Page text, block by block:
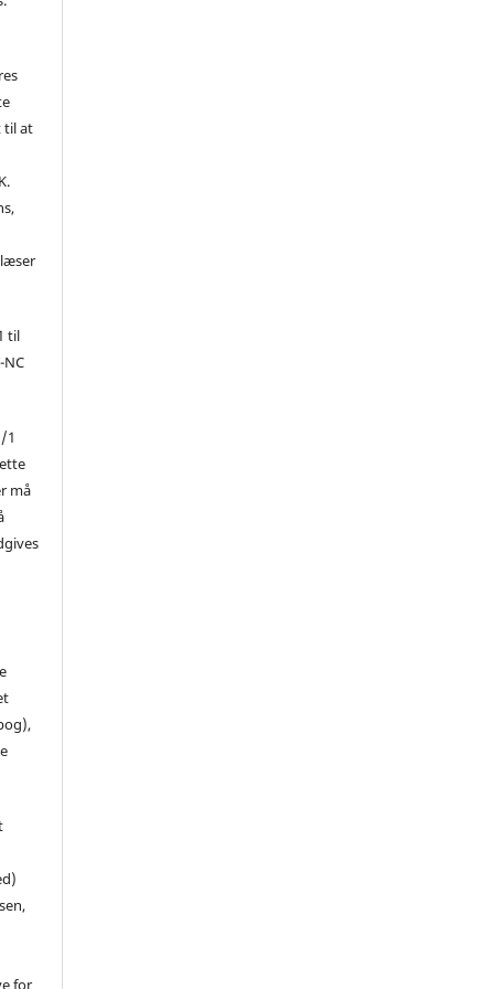
til at
til
NC
1
må
for